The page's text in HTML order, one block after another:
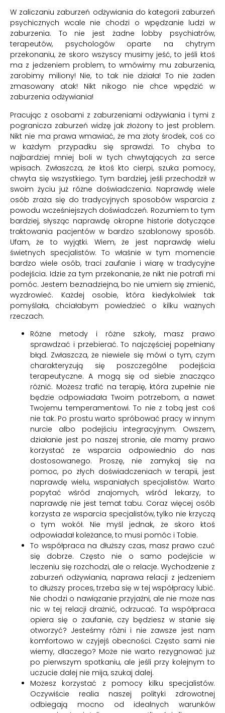
W zaliczaniu zaburzeń odżywiania do kategorii zaburzeń
psychicznych wcale nie chodzi o wpędzanie ludzi w
zaburzenia. To nie jest żadne lobby psychiatrów,
terapeutów, psychologów oparte na chytrym
przekonaniu, że skoro wszyscy musimy jeść, to jeśli ktoś
ma z jedzeniem problem, to wmówimy mu zaburzenia,
zarobimy miliony! Nie, to tak nie działa! To nie żaden
zmasowany atak! Nikt nikogo nie chce wpędzić w
zaburzenia odżywiania!
Pracując z osobami z zaburzeniami odżywiania i tymi z
pogranicza zaburzeń widzę jak złożony to jest problem.
Nikt nie ma prawa wmawiać, że ma złoty środek, coś co
w każdym przypadku się sprawdzi. To chyba to
najbardziej mniej boli w tych chwytających za serce
wpisach. Zwłaszcza, że ktoś kto cierpi, szuka pomocy,
chwyta się wszystkiego. Tym bardziej, jeśli przechodził w
swoim życiu już różne doświadczenia. Naprawdę wiele
osób zraża się do tradycyjnych sposobów wsparcia z
powodu wcześniejszych doświadczeń. Rozumiem to tym
bardziej, słysząc naprawdę okropne historie dotyczące
traktowania pacjentów w bardzo szablonowy sposób.
Ufam, że to wyjątki. Wiem, że jest naprawdę wielu
świetnych specjalistów. To właśnie w tym momencie
bardzo wiele osób, traci zaufanie i wiarę w tradycyjne
podejścia. Idzie za tym przekonanie, że nikt nie potrafi mi
pomóc. Jestem beznadziejna, bo nie umiem się zmienić,
wyzdrowieć. Każdej osobie, która kiedykolwiek tak
pomyślała, chciałabym powiedzieć o kilku ważnych
rzeczach.
Różne metody i różne szkoły, masz prawo
sprawdzać i przebierać. To najczęściej popełniany
błąd. Zwłaszcza, że niewiele się mówi o tym, czym
charakteryzują się poszczególne podejścia
terapeutyczne. A mogą się od siebie znacząco
różnić. Możesz trafić na terapię, która zupełnie nie
będzie odpowiadała Twoim potrzebom, a nawet
Twojemu temperamentowi. To nie z tobą jest coś
nie tak. Po prostu warto spróbować pracy w innym
nurcie albo podejściu integracyjnym. Owszem,
działanie jest po naszej stronie, ale mamy prawo
korzystać ze wsparcia odpowiednio do nas
dostosowanego. Proszę, nie zamykaj się na
pomoc, po złych doświadczeniach w terapii, jest
naprawdę wielu, wspaniałych specjalistów. Warto
popytać wśród znajomych, wśród lekarzy, to
naprawdę nie jest temat tabu. Coraz więcej osób
korzysta ze wsparcia specjalistów, tylko nie krzyczą
o tym wokół. Nie myśl jednak, że skoro ktoś
odpowiadał koleżance, to musi pomóc i Tobie.
To współpraca na dłuższy czas, masz prawo czuć
się dobrze. Często nie o samo podejście w
leczeniu się rozchodzi, ale o relacje. Wychodzenie z
zaburzeń odżywiania, naprawa relacji z jedzeniem
to dłuższy proces, trzeba się w tej współpracy lubić.
Nie chodzi o nawiązanie przyjaźni, ale nie może nas
nic w tej relacji drażnić, odrzucać. Ta współpraca
opiera się o zaufanie, czy będziesz w stanie się
otworzyć? Jesteśmy różni i nie zawsze jest nam
komfortowo w czyjejś obecności. Często sami nie
wiemy, dlaczego? Może nie warto rezygnować już
po pierwszym spotkaniu, ale jeśli przy kolejnym to
uczucie dalej nie mija, szukaj dalej.
Możesz korzystać z pomocy kilku specjalistów.
Oczywiście realia naszej polityki zdrowotnej
odbiegają mocno od idealnych warunków